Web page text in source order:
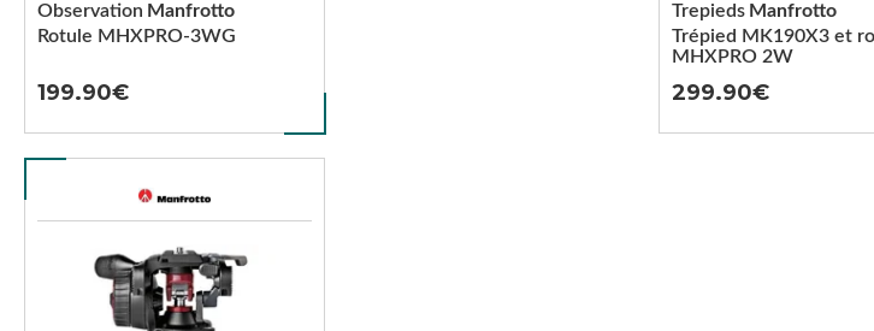
Rotule MHXPRO-3WG
Observation Manfrotto
199.90
Trépied MK190X3 et
MHXPRO 2W
Trepieds Manfrotto
299.90